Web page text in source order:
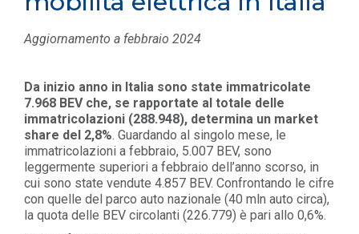
Aggiornamento a febbraio 2024
Da inizio anno in Italia sono state immatricolate
7.968 BEV che, se rapportate al totale delle
immatricolazioni (288.948), determina un market
share del 2,8%. Guardando al singolo mese, le
immatricolazioni a febbraio, 5.007 BEV, sono
leggermente superiori a febbraio dell’anno scorso, in
cui sono state vendute 4.857 BEV. Confrontando le cifre
con quelle del parco auto nazionale (40 mln auto circa),
la quota delle BEV circolanti (226.779) è pari allo 0,6%.